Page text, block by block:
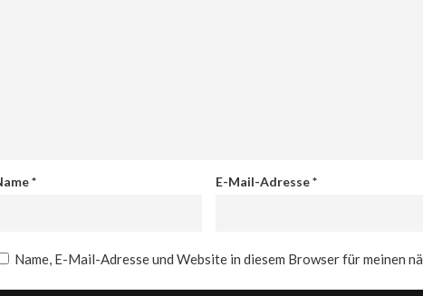
* E-Mail-Adresse*
Name, E-Mail-Adresse und Website in diesem Browser für meinen